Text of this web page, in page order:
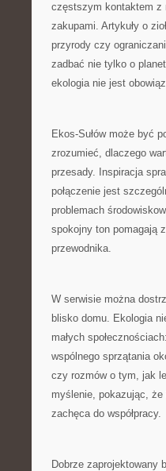
częstszym kontaktem z
zakupami. Artykuły o
przyrody czy
zadbać nie tylko o
ekologia nie jest
Ekos-Sułów może być
zrozumieć, dlaczego
przesady. Inspiracja
połączenie jest
problemach
spokojny ton pomagają
przewodnika.
W serwisie można
blisko domu. Ekologia
małych
wspólnego sprzątania
czy rozmów o tym, jak
myślenie, pokazując,
zachęca do współpracy.
Dobrze zaprojektowany